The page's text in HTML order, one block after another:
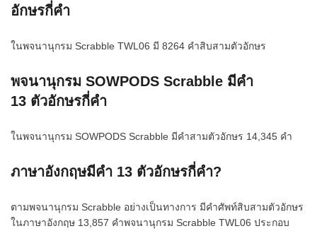
อักษรกี่คำ
ในพจนานุกรม Scrabble TWL06 มี 8264 คำสิบสามตัวอักษร
พจนานุกรม SOWPODS Scrabble มีคำ
13 ตัวอักษรกี่คำ
ในพจนานุกรม SOWPODS Scrabble มีคำสามตัวอักษร 14,345 คำ
ภาษาอังกฤษมีคำ 13 ตัวอักษรกี่คำ?
ตามพจนานุกรม Scrabble อย่างเป็นทางการ มีคำศัพท์สิบสามตัวอักษร
ในภาษาอังกฤษ 13,857 คำพจนานุกรม Scrabble TWL06 ประกอบ